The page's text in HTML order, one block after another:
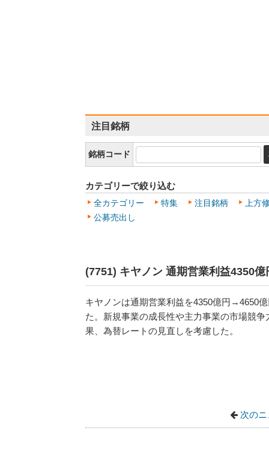
注目銘柄
銘柄コード
カテゴリーで絞り込む
全カテゴリー 特集 注目銘柄 上方
公募売出し
(7751) キヤノン 通期営業利益4350
キヤノンは通期営業利益を4350億円→4650
た。新規事業の成長性や主力事業の市場競争
果、為替レートの見直しを考慮した。
次のニ